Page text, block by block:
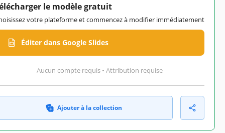
le modèle gratuit
votre plateforme et commencez à modifier immédiatement
Éditer dans Google Slides
Aucun compte requis • Attribution requise
Ajouter à la collection